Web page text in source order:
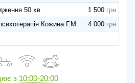
50 хв
1 500
Кожина Г.М.
4 000
з 10:00-20:00